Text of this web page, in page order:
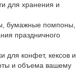
для хранения и
бумажные помпоны,
праздничного
для конфет, кексов и
и объема вашему